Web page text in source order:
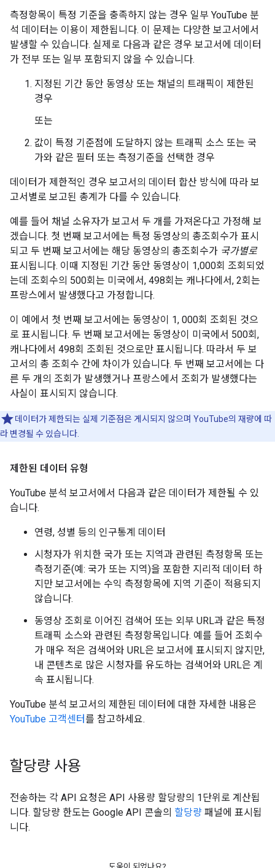
측정항목이 특정 기준을 충족하지 않는 경우 일부 YouTube 분
석 데이터는 이용이 제한됩니다. 이 문제는 다양한 보고서에서
발생할 수 있습니다. 실제로 다음과 같은 경우 보고서에 데이터
가 전부 또는 일부 포함되지 않을 수 있습니다.
지정된 기간 동안 동영상 또는 채널의 트래픽이 제한된
경우
또는
값이 특정 기준점에 도달하지 않는 트래픽 소스 또는 국
가와 같은 필터 또는 측정기준을 선택한 경우
데이터가 제한적인 경우 보고서의 데이터 합산 방식에 따라 보
고서별로 보고된 총계가 다를 수 있습니다.
예를 들어 채널 소유자가 보고서 두 개를 가져온다고 가정해 보
겠습니다. 첫 번째 보고서에는 특정 동영상의 총조회수가 표시
되고 두 번째 보고서에는 해당 동영상의 총조회수가 국가별로
표시됩니다. 이때 지정된 기간 동안 동영상이 1,000회 조회되었
는데 조회수의 500회는 미국에서, 498회는 캐나다에서, 2회는
프랑스에서 발생했다고 가정합니다.
이 예에서 첫 번째 보고서에는 동영상이 1, 000회 조회된 것으
로 표시됩니다. 두 번째 보고서에는 동영상이 미국에서 500회,
캐나다에서 498회 조회된 것으로만 표시됩니다. 따라서 두 보
고서의 총 조회수 간에 차이가 있습니다. 두 번째 보고서에는 다
른 두 개의 조회가 발생했거나 프랑스에서 조회가 발생했다는
사실이 표시되지 않습니다.
데이터가 제한되는 실제 기준점은 게시되지 않으며 YouTube의 재량에 따
라 변경될 수 있습니다.
제한된 데이터 유형
YouTube 분석 보고서에서 다음과 같은 데이터가 제한될 수 있
습니다.
연령, 성별 등의 인구통계 데이터
시청자가 위치한 국가 또는 지역과 관련된 측정항목 또는
측정기준(예: 국가 또는 지역)을 포함한 지리적 데이터 하
지만 보고서에는 수익 측정항목에 지역 기준이 적용되지
않습니다.
동영상 조회로 이어진 검색어 또는 외부 URL과 같은 특정
트래픽 소스와 관련된 측정항목입니다. 예를 들어 조회수
가 매우 적은 검색어와 URL은 보고서에 표시되지 않지만,
내 콘텐츠로 많은 시청자를 유도하는 검색어와 URL은 계
속 표시됩니다.
YouTube 분석 보고서의 제한된 데이터에 대한 자세한 내용은
YouTube 고객센터를 참고하세요.
할당량 사용
전송하는 각 API 요청은 API 사용량 할당량의 1단위로 계산됩
니다. 할당량 한도는 Google API 콘솔의 할당량 패널에 표시됩
니다.